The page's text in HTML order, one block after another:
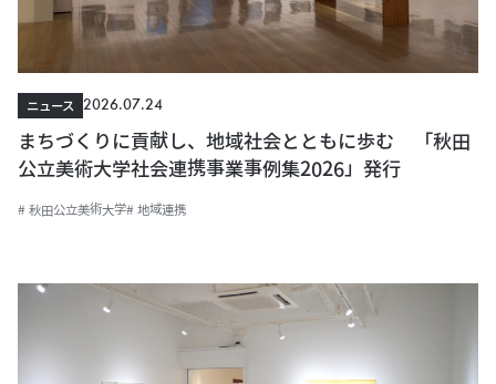
ニュース
2026.07.24
まちづくりに貢献し、地域社会とともに歩む 「秋田
公立美術大学社会連携事業事例集2026」発行
# 秋田公立美術大学# 地域連携